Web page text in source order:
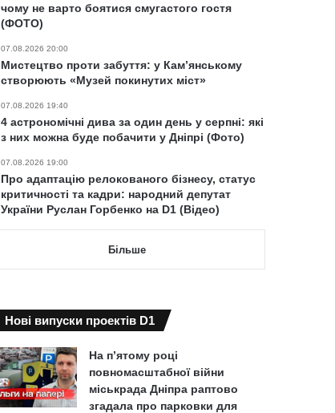
чому не варто боятися смугастого гостя
(ФОТО)
07.08.2026 20:00
Мистецтво проти забуття: у Кам’янському
створюють «Музей покинутих міст»
07.08.2026 19:40
4 астрономічні дива за один день у серпні: які
з них можна буде побачити у Дніпрі (Фото)
07.08.2026 19:00
Про адаптацію релокованого бізнесу, статус
критичності та кадри: народний депутат
України Руслан Горбенко на D1 (Відео)
Більше
Нові випуски проектів D1
На п’ятому році
повномасштабної війни
міськрада Дніпра раптово
згадала про парковки для